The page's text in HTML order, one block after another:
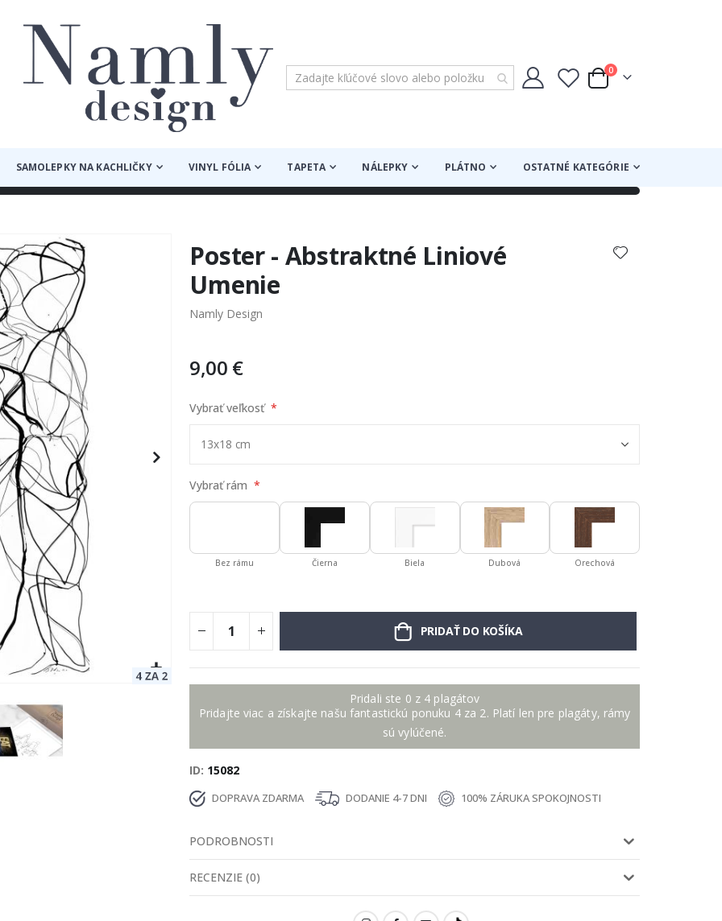
Cart
0položky
SAMOLEPKY NA KACHLIČKY VINYL FÓLIA TAPETA NÁLEPKY PLÁTNO OSTATNÉ KATEGÓRIE
Poster - Abstraktné Liniové
Umenie
Namly Design
9,00 €
Vybrať veľkosť
Vybrať rám
Bez rámu Čierna Biela Dubová Orechová
PRIDAŤ DO KOŠÍKA
Pridali ste 0 z 4 plagátov
Pridajte viac a získajte našu fantastickú ponuku 4 za 2. Platí len pre plagáty, rámy
sú vylúčené.
ID 15082
DOPRAVA ZDARMA DODANIE 4-7 DNI 100% ZÁRUKA SPOKOJNOSTI
PODROBNOSTI
RECENZIE (0)